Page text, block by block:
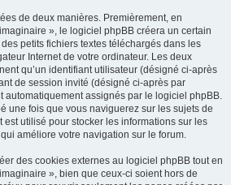
de deux manières. Premièrement, en
», le logiciel phpBB créera un certain
petits fichiers textes téléchargés dans les
Internet de votre ordinateur. Les deux
qu’un identifiant utilisateur (désigné ci-après
de session invité (désigné ci-après par
automatiquement assignés par le logiciel phpBB.
une fois que vous naviguerez sur les sujets de
utilisé pour stocker les informations sur les
améliore votre navigation sur le forum.
des cookies externes au logiciel phpBB tout en
», bien que ceux-ci soient hors de